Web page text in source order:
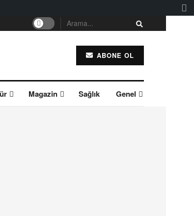
ABONE OL
Magazin Sağlık Genel